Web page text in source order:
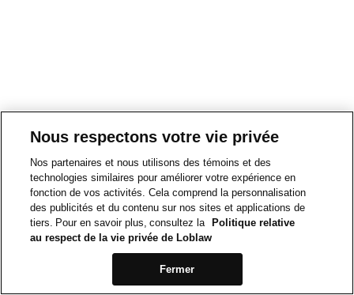
Nous respectons votre vie privée
Nos partenaires et nous utilisons des témoins et des
technologies similaires pour améliorer votre expérience en
fonction de vos activités. Cela comprend la personnalisation
des publicités et du contenu sur nos sites et applications de
tiers. Pour en savoir plus, consultez la
Politique relative
au respect de la vie privée de Loblaw
Fermer